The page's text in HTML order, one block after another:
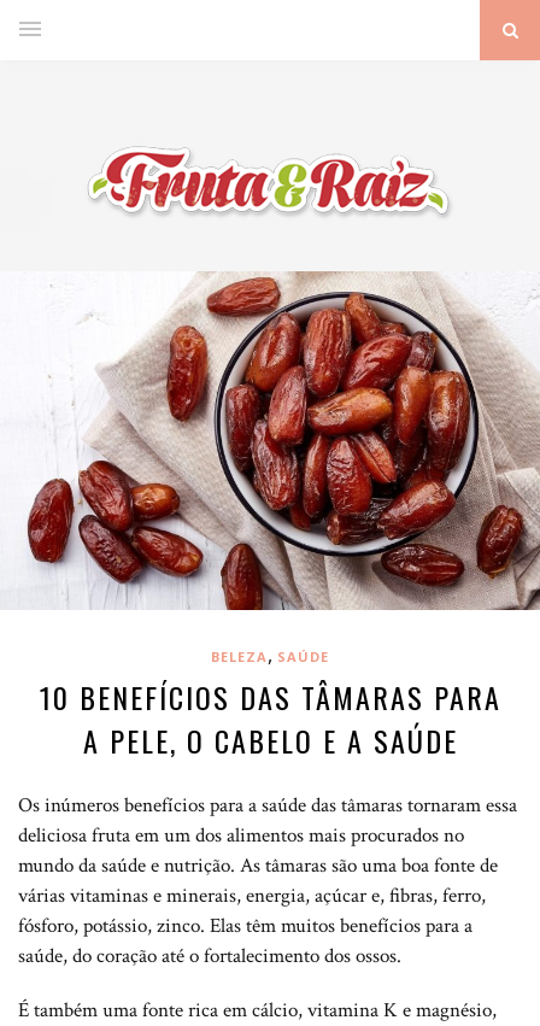
BELEZA, SAÚDE
10 BENEFÍCIOS DAS TÂMARAS PARA
A PELE, O CABELO E A SAÚDE
Os inúmeros benefícios para a saúde das tâmaras tornaram essa
deliciosa fruta em um dos alimentos mais procurados no
mundo da saúde e nutrição. As tâmaras são uma boa fonte de
várias vitaminas e minerais, energia, açúcar e, fibras, ferro,
fósforo, potássio, zinco. Elas têm muitos benefícios para a
saúde, do coração até o fortalecimento dos ossos.
É também uma fonte rica em cálcio, vitamina K e magnésio,